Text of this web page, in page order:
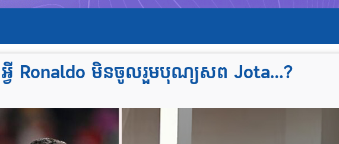
វី Ronaldo មិនចូលរួមបុណ្យសព Jota…?